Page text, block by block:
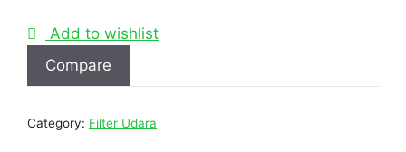
Add to wishlist
Compare
Category: Filter Udara